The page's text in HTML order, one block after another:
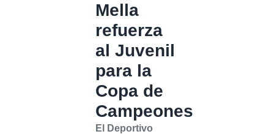
Mella
refuerza
al Juvenil
para la
Copa de
Campeones
El Deportivo